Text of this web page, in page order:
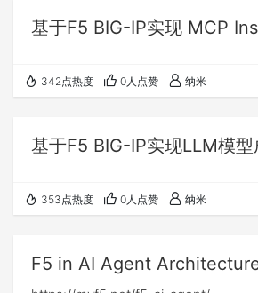
基于F5 BIG-IP实现 MCP
342点热度 0人点赞 纳米
353点热度 0人点赞 纳米
F5 in AI Agent